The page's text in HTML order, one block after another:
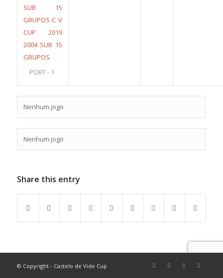
SUB 15
GRUPOS C V
CUP 2019
2004 SUB 15
GRUPOS
PORT - 1
Nenhum jogo
Nenhum jogo
Share this entry
© Copyright - Castelo de Vide Cup